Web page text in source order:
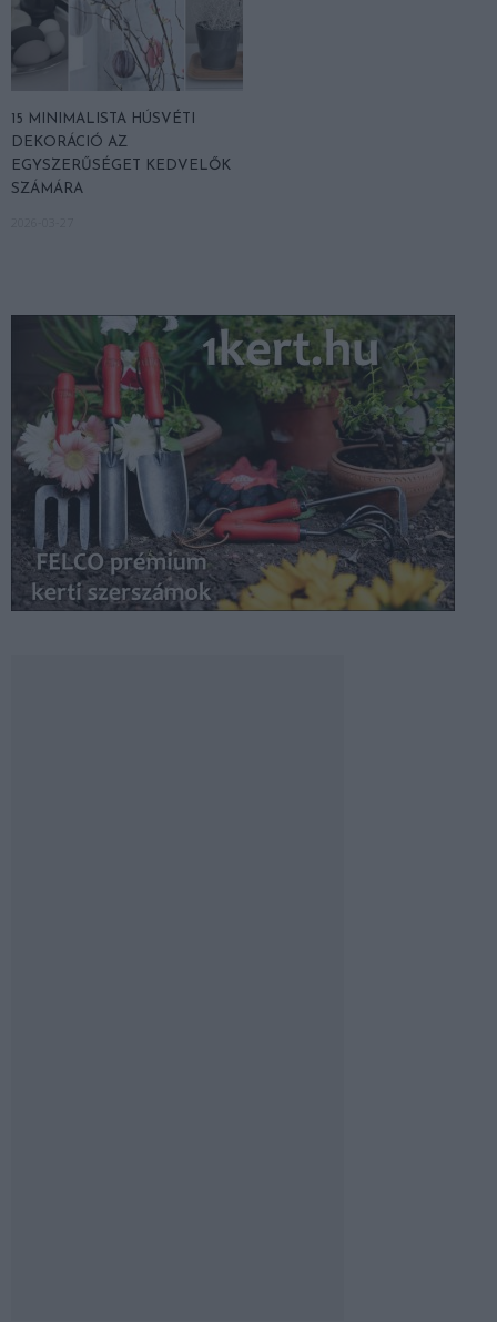
15 MINIMALISTA HÚSVÉTI
DEKORÁCIÓ AZ
EGYSZERŰSÉGET KEDVELŐK
SZÁMÁRA